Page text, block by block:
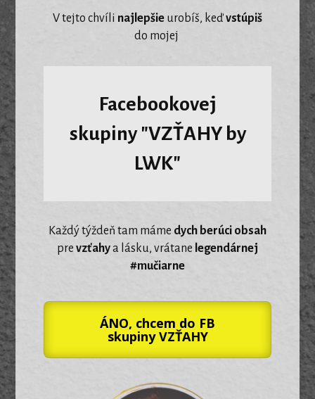
V tejto chvíli najlepšie urobíš, keďvstúpiš
do mojej
Facebookovej
skupiny "VZŤAHY by
LWK"
Každý týždeň tam máme dych berúci obsah
pre vzťahya lásku, vrátane legendárnej
#mučiarne
ÁNO, chcem do FB
skupiny VZŤAHY